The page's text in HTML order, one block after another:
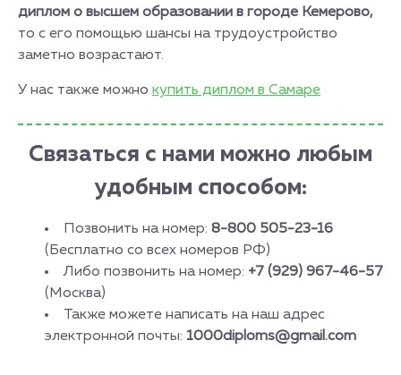
диплом о высшем образовании в городе Кемерово,
то с его помощью шансы на трудоустройство
заметно возрастают.
У нас также можно купить диплом в Самаре
Связаться с нами можно любым
удобным способом:
Позвонить на номер: 8-800 505-23-16
(Бесплатно со всех номеров РФ)
Либо позвонить на номер: +7 (929) 967-46-57
(Москва)
Также можете написать на наш адрес
электронной почты: 1000diploms@gmail.com